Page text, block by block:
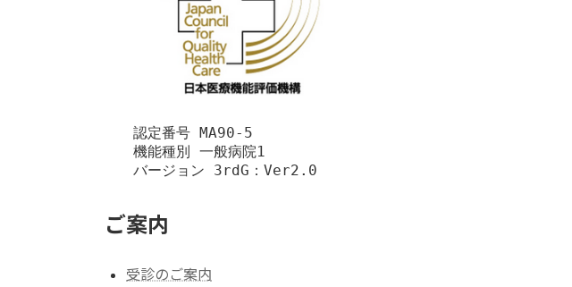
認定番号 MA90-5
機能種別 一般病院1
バージョン 3rdG：Ver2.0
ご案内
受診のご案内